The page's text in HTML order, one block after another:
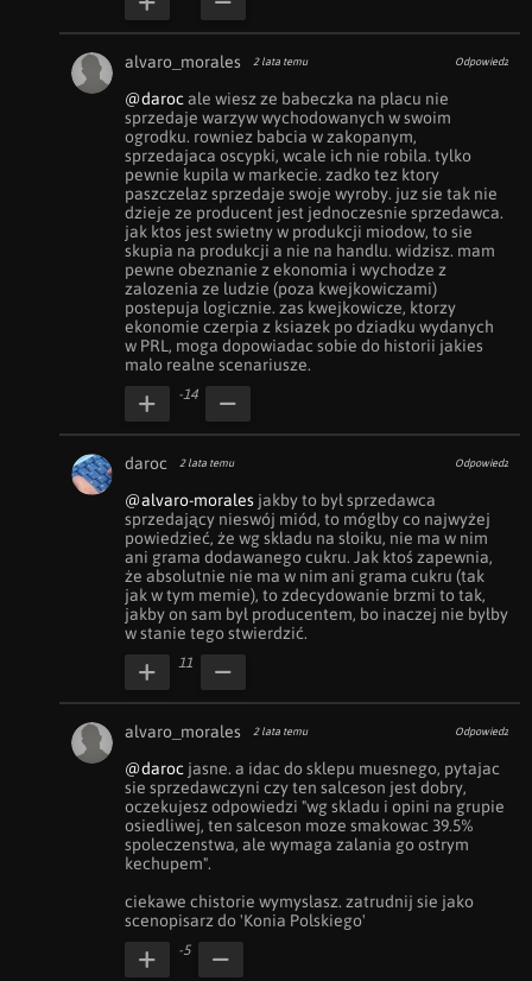
alvaro_morales 2 lata temu Odpowiedz
@daroc ale wiesz ze babeczka na placu nie
sprzedaje warzyw wychodowanych w swoim
ogrodku. rowniez babcia w zakopanym,
sprzedajaca oscypki, wcale ich nie robila. tylko
pewnie kupila w markecie. zadko tez ktory
paszczelaz sprzedaje swoje wyroby. juz sie tak nie
dzieje ze producent jest jednoczesnie sprzedawca.
jak ktos jest swietny w produkcji miodow, to sie
skupia na produkcji a nie na handlu. widzisz. mam
pewne obeznanie z ekonomia i wychodze z
zalozenia ze ludzie (poza kwejkowiczami)
postepuja logicznie. zas kwejkowicze, ktorzy
ekonomie czerpia z ksiazek po dziadku wydanych
w PRL, moga dopowiadac sobie do historii jakies
malo realne scenariusze.
-14
daroc 2 lata temu Odpowiedz
@alvaro-morales jakby to był sprzedawca
sprzedający nieswój miód, to mógłby co najwyżej
powiedzieć, że wg składu na słoiku, nie ma w nim
ani grama dodawanego cukru. Jak ktoś zapewnia,
że absolutnie nie ma w nim ani grama cukru (tak
jak w tym memie), to zdecydowanie brzmi to tak,
jakby on sam był producentem, bo inaczej nie byłby
w stanie tego stwierdzić.
11
alvaro_morales 2 lata temu Odpowiedz
@daroc jasne. a idac do sklepu muesnego, pytajac
sie sprzedawczyni czy ten salceson jest dobry,
oczekujesz odpowiedzi "wg skladu i opini na grupie
osiedliwej, ten salceson moze smakowac 39.5%
spoleczenstwa, ale wymaga zalania go ostrym
kechupem".
ciekawe chistorie wymyslasz. zatrudnij sie jako
scenopisarz do 'Konia Polskiego'
-5